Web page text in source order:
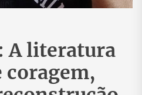
A literatura
coragem,